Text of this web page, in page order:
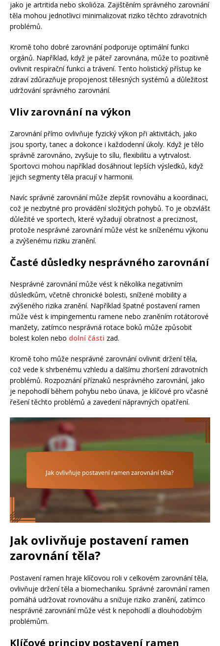
jako je artritida nebo skolióza. Zajištěním správného zarovnání
těla mohou jednotlivci minimalizovat riziko těchto zdravotních
problémů.
Kromě toho dobré zarovnání podporuje optimální funkci
orgánů. Například, když je páteř zarovnána, může to pozitivně
ovlivnit respirační funkci a trávení. Tento holistický přístup ke
zdraví zdůrazňuje propojenost tělesných systémů a důležitost
udržování správného zarovnání.
Vliv zarovnání na výkon
Zarovnání přímo ovlivňuje fyzický výkon při aktivitách, jako
jsou sporty, tanec a dokonce i každodenní úkoly. Když je tělo
správně zarovnáno, zvyšuje to sílu, flexibilitu a vytrvalost.
Sportovci mohou například dosáhnout lepších výsledků, když
jejich segmenty těla pracují v harmonii.
Navíc správné zarovnání může zlepšit rovnováhu a koordinaci,
což je nezbytné pro provádění složitých pohybů. To je obzvlášť
důležité ve sportech, které vyžadují obratnost a preciznost,
protože nesprávné zarovnání může vést ke sníženému výkonu
a zvýšenému riziku zranění.
Časté důsledky nesprávného zarovnání
Nesprávné zarovnání může vést k několika negativním
důsledkům, včetně chronické bolesti, snížené mobility a
zvýšeného rizika zranění. Například špatné postavení ramen
může vést k impingementu ramene nebo zraněním rotátorové
manžety, zatímco nesprávná rotace boků může způsobit
bolest kolen nebo dolní části zad.
Kromě toho může nesprávné zarovnání ovlivnit držení těla,
což vede k shrbenému vzhledu a dalšímu zhoršení zdravotních
problémů. Rozpoznání příznaků nesprávného zarovnání, jako
je nepohodlí během pohybu nebo únava, je klíčové pro včasné
řešení těchto problémů a zavedení nápravných opatření.
Jak ovlivňuje postavení ramen
zarovnání těla?
Postavení ramen hraje klíčovou roli v celkovém zarovnání těla,
ovlivňuje držení těla a biomechaniku. Správné zarovnání ramen
pomáhá udržovat rovnováhu a snižuje riziko zranění, zatímco
nesprávné zarovnání může vést k nepohodlí a dlouhodobým
problémům.
Klíčové principy postavení ramen